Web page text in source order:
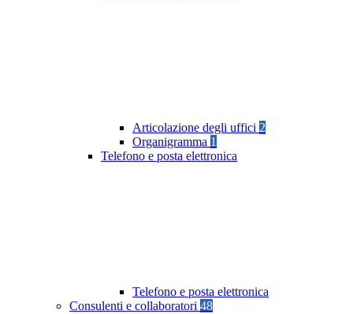
Articolazione degli uffici 2
Organigramma 1
Telefono e posta elettronica
Telefono e posta elettronica
Consulenti e collaboratori 48